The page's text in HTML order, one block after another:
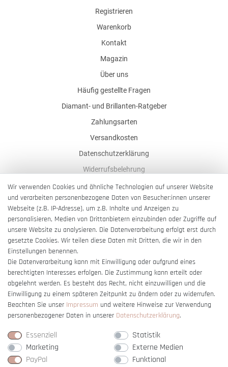
Registrieren
Warenkorb
Kontakt
Magazin
Über uns
Häufig gestellte Fragen
Diamant- und Brillanten-Ratgeber
Zahlungsarten
Versandkosten
Datenschutzerklärung
Widerrufsbelehrung
AGB
Impressum
Barrierefreiheitserklärung
Vertrag widerrufen
Wir verwenden Cookies und ähnliche Technologien auf unserer Website
und verarbeiten personenbezogene Daten von Besucher:innen unserer
Webseite (z.B. IP-Adresse), um z.B. Inhalte und Anzeigen zu
personalisieren, Medien von Drittanbietern einzubinden oder Zugriffe auf
unsere Website zu analysieren. Die Datenverarbeitung erfolgt erst durch
gesetzte Cookies. Wir teilen diese Daten mit Dritten, die wir in den
Einstellungen benennen.
Die Datenverarbeitung kann mit Einwilligung oder aufgrund eines
berechtigten Interesses erfolgen. Die Zustimmung kann erteilt oder
abgelehnt werden. Es besteht das Recht, nicht einzuwilligen und die
Einwilligung zu einem späteren Zeitpunkt zu ändern oder zu widerrufen.
Beachten Sie unser Impressum und weitere Hinweise zur Verwendung
personenbezogener Daten in unserer Daten­schutz­erklärung.
Essenziell
Statistik
Marketing
Externe Medien
PayPal
Funktional